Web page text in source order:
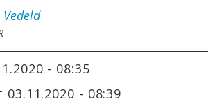
Vedeld
- 08:35
03.11.2020 - 08:39